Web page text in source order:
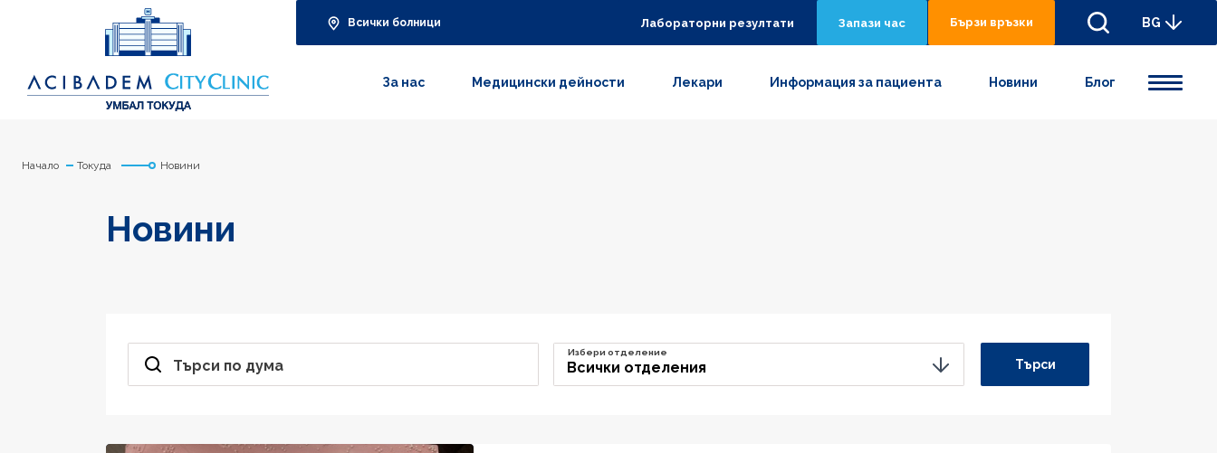
Всички болници Лабораторни резултати Запази час Бързи връзки BG
За нас Медицински дейности Лекари Информация за пациента Новини Блог
Начало Токуда Новини
Новини
Търси по дума Всички отделения
Избери отделение
Търси